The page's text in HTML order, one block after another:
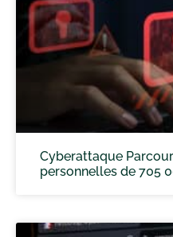
Cyberattaque
personnelles de 705